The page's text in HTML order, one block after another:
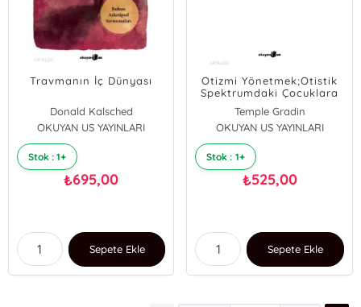
Travmanın İç Dünyası
Donald Kalsched
OKUYAN US YAYINLARI
Stok : 1+
₺695,00
Sepete Ekle
Otizmi Yönetmek;Otistik
Spektrumdaki Çocuklara
Yardımcı Olacak 9
Perspektif
Temple Gradin
Debra Moore
OKUYAN US YAYINLARI
Stok : 1+
₺525,00
Sepete Ekle